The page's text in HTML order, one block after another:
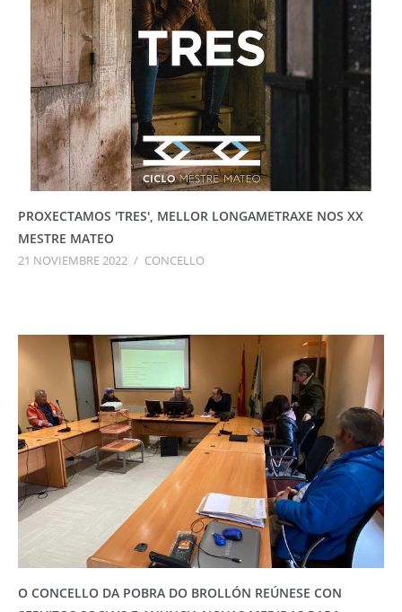
PROXECTAMOS 'TRES', MELLOR LONGAMETRAXE NOS XX
MESTRE MATEO
21 NOVIEMBRE 2022 / CONCELLO
O CONCELLO DA POBRA DO BROLLÓN REÚNESE CON